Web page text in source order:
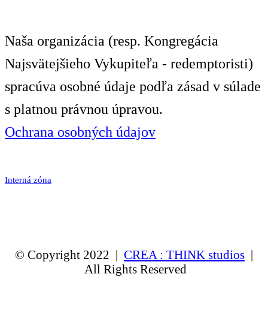
Naša organizácia (resp. Kongregácia
Najsvätejšieho Vykupiteľa - redemptoristi)
spracúva osobné údaje podľa zásad v súlade
s platnou právnou úpravou.
Ochrana osobných údajov
Interná zóna
© Copyright 2022 | CREA : THINK studios |
All Rights Reserved